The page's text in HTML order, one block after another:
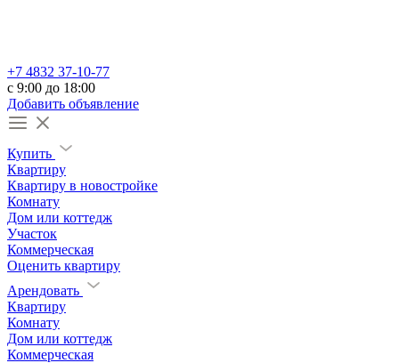
+7 4832 37-10-77
c 9:00 до 18:00
Добавить объявление
Купить
Квартиру
Квартиру в новостройке
Комнату
Дом или коттедж
Участок
Коммерческая
Оценить квартиру
Арендовать
Квартиру
Комнату
Дом или коттедж
Коммерческая